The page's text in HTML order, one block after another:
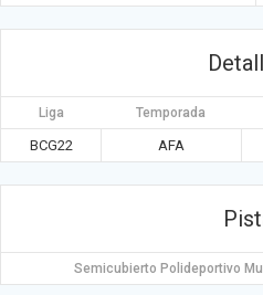
Liga Temporada
BCG22 AFA
Semicubierto Polideportivo